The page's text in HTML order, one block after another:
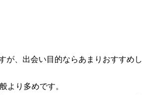
が、出会い目的ならあまりおすすめし
より多めです。